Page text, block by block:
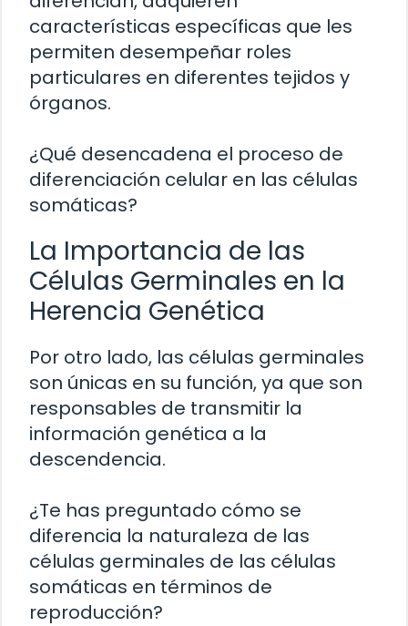
características específicas que les
permiten desempeñar roles
particulares en diferentes tejidos y
órganos.
¿Qué desencadena el proceso de
diferenciación celular en las células
somáticas?
La Importancia de las
Células Germinales en la
Herencia Genética
Por otro lado, las células germinales
son únicas en su función, ya que son
responsables de transmitir la
información genética a la
descendencia.
¿Te has preguntado cómo se
diferencia la naturaleza de las
células germinales de las células
somáticas en términos de
reproducción?